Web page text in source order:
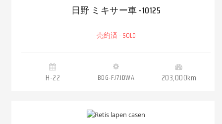
日野 ミキサー車 -10125
売約済 - SOLD
H-22 BDG-FJ7JDWA 203,000km